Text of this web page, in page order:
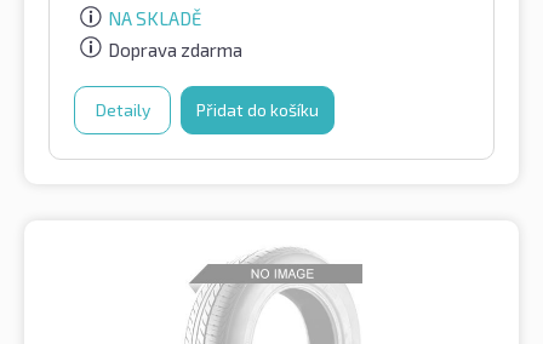
NA SKLADĚ
Doprava zdarma
Detaily Přidat do košíku